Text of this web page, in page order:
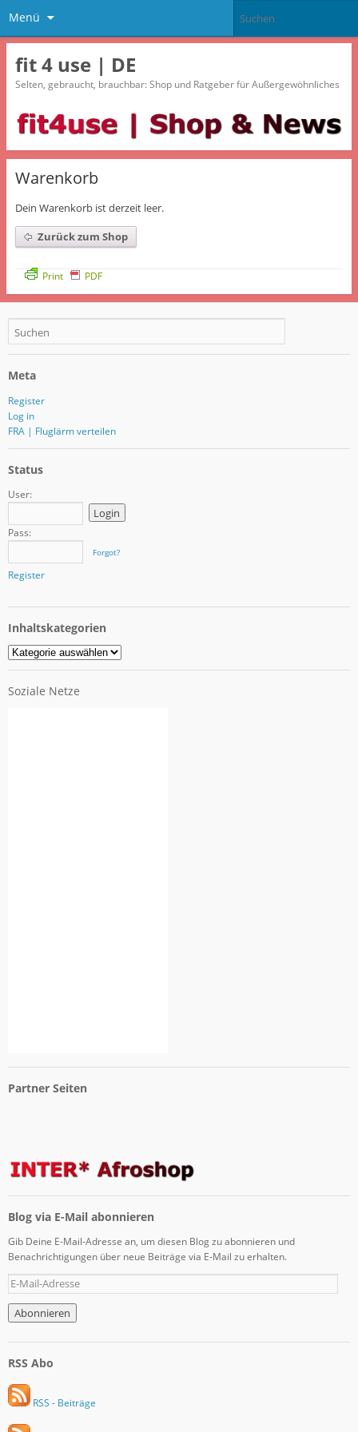
Menü
fit 4 use | DE
Selten, gebraucht, brauchbar: Shop und Ratgeber für Außergewöhnliches
Warenkorb
Dein Warenkorb ist derzeit leer.
Zurück zum Shop
Print PDF
Meta
Register
Log in
FRA | Fluglärm verteilen
Status
User:
Pass:
Forgot?
Register
Inhaltskategorien
Soziale Netze
Partner Seiten
Blog via E-Mail abonnieren
Gib Deine E-Mail-Adresse an, um diesen Blog zu abonnieren und
Benachrichtigungen über neue Beiträge via E-Mail zu erhalten.
RSS Abo
RSS - Beiträge